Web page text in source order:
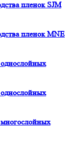
пленок SJM
пленок MNE
однослойных
однослойных
многослойных